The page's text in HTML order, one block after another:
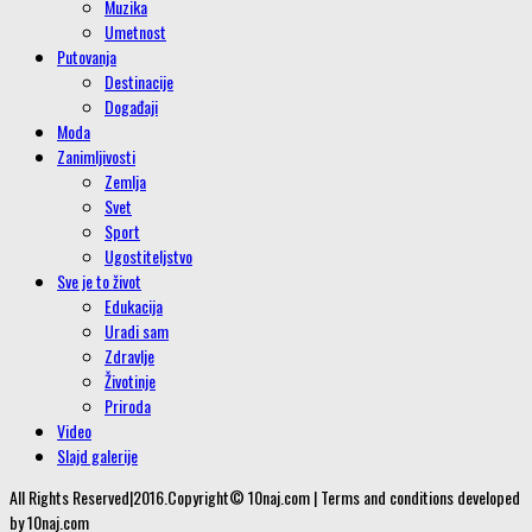
Muzika
Umetnost
Putovanja
Destinacije
Događaji
Moda
Zanimljivosti
Zemlja
Svet
Sport
Ugostiteljstvo
Sve je to život
Edukacija
Uradi sam
Zdravlje
Životinje
Priroda
Video
Slajd galerije
All Rights Reserved|2016.Copyright© 10naj.com | Terms and conditions developed
by 10naj.com